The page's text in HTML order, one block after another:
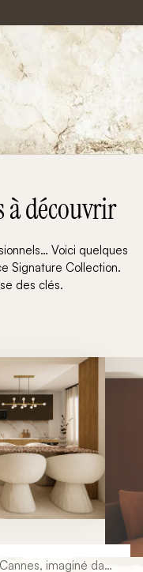
à découvrir
Voici quelques
Signature Collection.
des clés.
imaginé dans